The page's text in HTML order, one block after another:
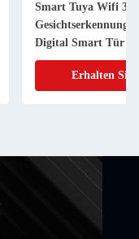
Smart Tuya Wifi 3D
Gesichtserkennung
Digital Smart Tür
Tür
Erhalten Sie